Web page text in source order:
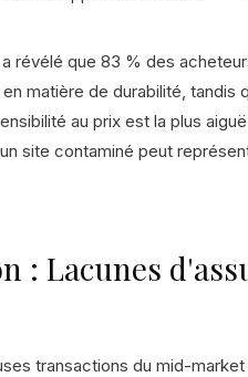
révélé que 83 % des
matière de durabilité, tandis
au prix est la plus
site contaminé peut
: Lacunes
transactions du mid-